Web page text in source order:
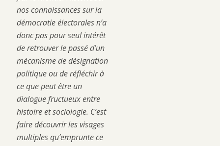
nos connaissances sur la
démocratie électorales n’a
donc pas pour seul intérêt
de retrouver le passé d’un
mécanisme de désignation
politique ou de réfléchir à
ce que peut être un
dialogue fructueux entre
histoire et sociologie. C’est
faire découvrir les visages
multiples qu’emprunte ce